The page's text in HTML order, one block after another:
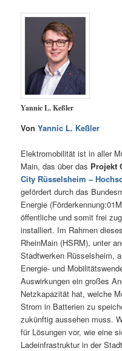
Yannic L. Keßler
VonYannic L. Keßler
Elektromobilität ist in aller
Main, das über das Projekt
City Rüsselsheim –
gefördert durch das
Energie
öffentliche und somit frei
installiert. Im Rahmen
RheinMain (HSRM), unter
Stadtwerken Rüsselsheim,
Energie- und
Auswirkungen ein großes
Netzkapazität hat, welche
Strom in Batterien zu
zukünftig aussehen muss.
für Lösungen vor, wie eine
Ladeinfrastruktur in der